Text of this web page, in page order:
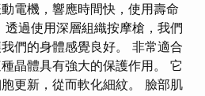
電機，響應時間快，使用壽命
過使用深層組織按摩槍，我們
們的身體感覺良好。 非常適合
晶體具有強大的保護作用。 它
更新，從而軟化細紋。 臉部肌